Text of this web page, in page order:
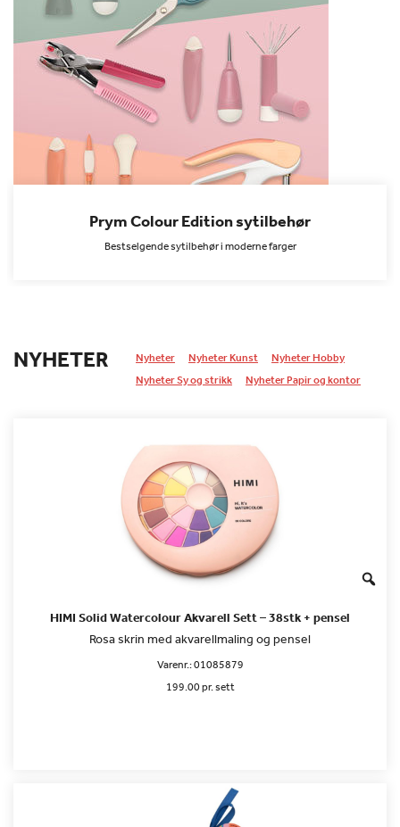
Prym Colour Edition sytilbehør
Bestselgende sytilbehør i moderne farger
NYHETER Nyheter Nyheter Kunst
Nyheter Hobby
Nyheter Sy og strikk
Nyheter Papir og kontor
HIMI Solid Watercolour Akvarell Sett – 38stk + pensel
Rosa skrin med akvarellmaling og pensel
Varenr.:01085879
199.00 pr. sett